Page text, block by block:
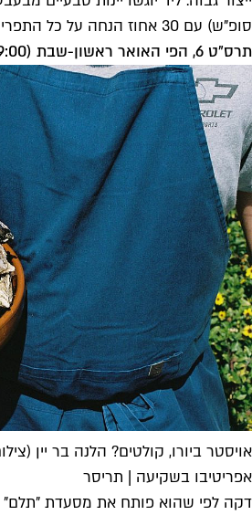
סופ"ש) עם 30 אחוז הנחה על כל התפריט. לכו תחגגו.
תרס"ט 6, הפי האואר ראשון-שבת (17:00-19:00), אויסטרים ביורו ראשון-שבת (4-10.5) 17:00-19:00,
אויסטר ביורו, קולטים? הלנה בר יין
אפריטיבו בשקיעה | תריסר
דקה לפי שהוא פותח את מסעדת "תלם"